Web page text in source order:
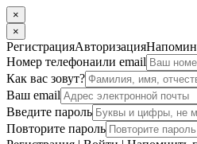
×
×
РегистрацияАвторизация
Номер телефонаили email
Как вас зовут?
Ваш email
Введите пароль
Повторите пароль